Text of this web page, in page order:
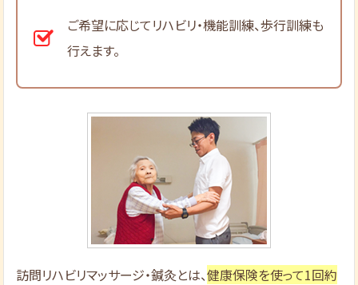
ご希望に応じてリハビリ・機能訓練、歩行訓練も
行えます。
訪問リハビリマッサージ・鍼灸とは、健康保険を使って1回約